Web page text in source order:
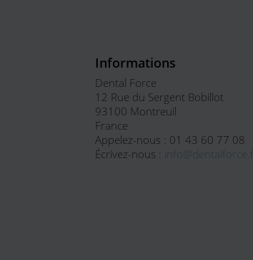
Informations
Dental Force
12 Rue du Sergent Bobillot
93100 Montreuil
France
Appelez-nous : 01 43 60 77 08
Écrivez-nous :
info@dentalforce.fr